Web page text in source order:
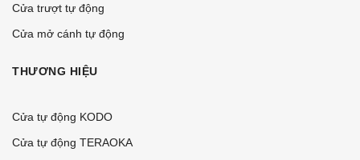
Cửa trượt tự động
Cửa mở cánh tự động
THƯƠNG HIỆU
Cửa tự động KODO
Cửa tự động TERAOKA